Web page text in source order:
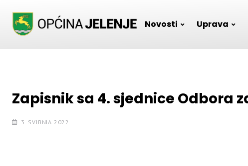
Novosti Uprava
Zapisnik sa 4. sjednice Odbora
3. SVIBNJA 2022.